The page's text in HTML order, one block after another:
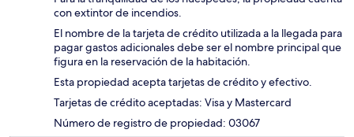
con extintor de incendios.
El nombre de la tarjeta de crédito utilizada a la llegada para
pagar gastos adicionales debe ser el nombre principal que
figura en la reservación de la habitación.
Esta propiedad acepta tarjetas de crédito y efectivo.
Tarjetas de crédito aceptadas: Visa y Mastercard
Número de registro de propiedad: 03067